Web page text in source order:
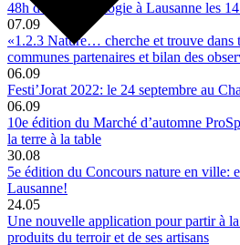
48h de l’agroécologie à Lausanne les
07.09
«1.2.3 Nature… cherche et trouve dans
communes partenaires et bilan des
06.09
Festi’Jorat 2022: le 24 septembre au
06.09
10e édition du Marché d’automne
la terre à la table
30.08
5e édition du Concours nature en ville:
Lausanne!
24.05
Une nouvelle application pour partir à
produits du terroir et de ses artisans